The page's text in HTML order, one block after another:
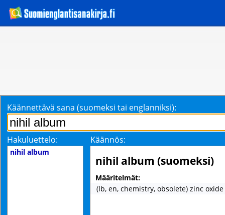
Käännettävä sana (suomeksi tai englanniksi):
Hakuluettelo: Käännös:
nihil album
nihil album (suomeksi)
Määritelmät:
(lb, en, chemistry, obsolete) zinc oxide